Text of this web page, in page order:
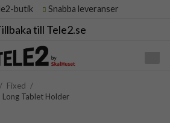
butik Snabba leveranser
till Tele2.se
/ Fixed /
Long Tablet Holder